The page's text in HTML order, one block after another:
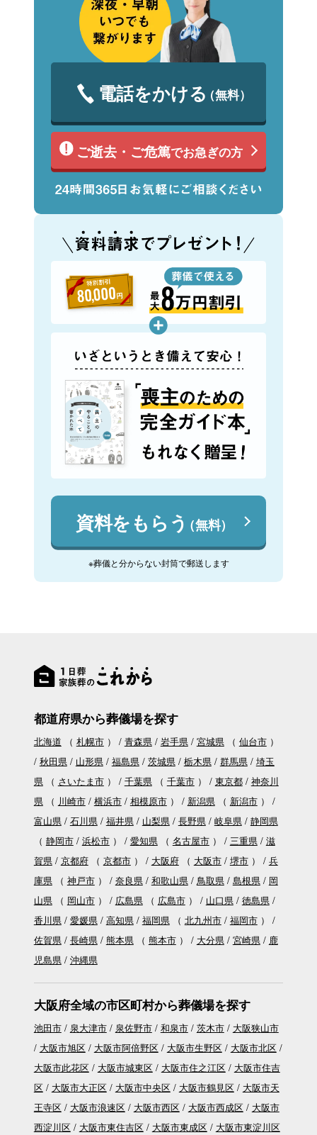
電話をかける（無料）
ご逝去・ご危篤でお急ぎの方
資料をもらう（無料）
※葬儀と分からない封筒で郵送します
都道府県から葬儀場を探す
北海道 （ 札幌市） 青森県 岩手県 宮城県（ 仙台市）
秋田県
山形県 福島県 茨城県 栃木県 群馬県
埼玉
県（ さいたま市） 千葉県（ 千葉市） 東京都
神奈川
県（ 川崎市 横浜市 相模原市） 新潟県（ 新潟市）
富山県
石川県 福井県 山梨県 長野県 岐阜県
静岡県
（ 静岡市 浜松市） 愛知県（ 名古屋市） 三重県
滋
賀県
京都府（ 京都市） 大阪府（ 大阪市 堺市）
兵
庫県（ 神戸市） 奈良県 和歌山県 鳥取県 島根県
岡
山県（ 岡山市） 広島県（ 広島市） 山口県
徳島県
香川県
愛媛県 高知県 福岡県（ 北九州市 福岡市）
佐賀県
長崎県 熊本県（ 熊本市） 大分県 宮崎県
鹿
児島県
沖縄県
大阪府全域の市区町村から葬儀場を探す
池田市 泉大津市 泉佐野市 和泉市 茨木市
大阪狭山市
大阪市旭区
大阪市阿倍野区 大阪市生野区
大阪市北区
大阪市此花区
大阪市城東区 大阪市住之江区
大阪市住吉
区
大阪市大正区 大阪市中央区 大阪市鶴見区
大阪市天
王寺区
大阪市浪速区 大阪市西区 大阪市西成区
大阪市
西淀川区
大阪市東住吉区 大阪市東成区
大阪市東淀川区